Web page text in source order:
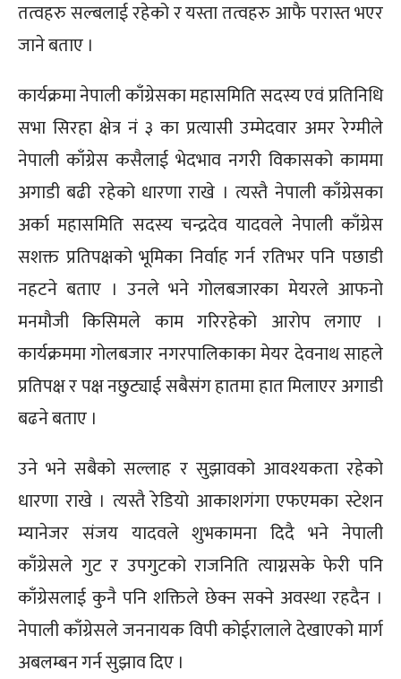
तत्वहरु सल्बलाई रहेको र यस्ता तत्वहरु आफै परास्त भएर
जाने बताए ।
कार्यक्रमा नेपाली काँग्रेसका महासमिति सदस्य एवं प्रतिनिधि
सभा सिरहा क्षेत्र नं ३ का प्रत्यासी उम्मेदवार अमर रेग्मीले
नेपाली काँग्रेस कसैलाई भेदभाव नगरी विकासको काममा
अगाडी बढी रहेको धारणा राखे । त्यस्तै नेपाली काँग्रेसका
अर्का महासमिति सदस्य चन्द्रदेव यादवले नेपाली काँग्रेस
सशक्त प्रतिपक्षको भूमिका निर्वाह गर्न रतिभर पनि पछाडी
नहटने बताए । उनले भने गोलबजारका मेयरले आफनो
मनमौजी किसिमले काम गरिरहेको आरोप लगाए ।
कार्यक्रममा गोलबजार नगरपालिकाका मेयर देवनाथ साहले
प्रतिपक्ष र पक्ष नछुट्याई सबैसंग हातमा हात मिलाएर अगाडी
बढने बताए ।
उने भने सबैको सल्लाह र सुझावको आवश्यकता रहेको
धारणा राखे । त्यस्तै रेडियो आकाशगंगा एफएमका स्टेशन
म्यानेजर संजय यादवले शुभकामना दिदै भने नेपाली
काँग्रेसले गुट र उपगुटको राजनिति त्याग्नसके फेरी पनि
काँग्रेसलाई कुनै पनि शक्तिले छेक्न सक्ने अवस्था रहदैन ।
नेपाली काँग्रेसले जननायक विपी कोईरालाले देखाएको मार्ग
अबलम्बन गर्न सुझाव दिए ।